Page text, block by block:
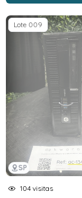
SP
Lote 009
104 visitas